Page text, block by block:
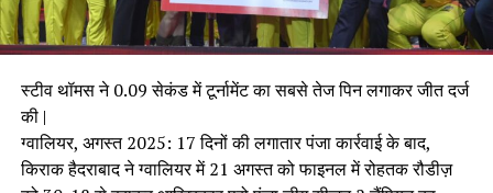
के बचपन के दिन और उसकी दोस्तियाँ सामने आती हैं। धीरे-धीरे यह कहानी
उस निर्णायक मोड़ पर पहुँचती है, जब अजय अपने जीवन के सबसे बड़े
जीवन की शुरुआत करता है। यही वह समय है जब उसकी यात्रा एक नई
दिशा में मोड़ लेती है, और वह भारत के सबसे प्रभावशाली नेताओं में से एक
बनने की ओर अग्रसर होता है।
स्टीव थॉमस ने 0.09 सेकंड में टूर्नामेंट का सबसे तेज पिन लगाकर जीत दर्ज
की |
ग्वालियर, अगस्त 2025: 17 दिनों की लगातार पंजा कार्रवाई के बाद,
किराक हैदराबाद ने ग्वालियर में 21 अगस्त को फाइनल में रोहतक रौडीज़